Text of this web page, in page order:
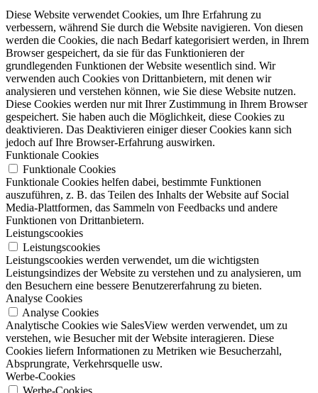
Diese Website verwendet Cookies, um Ihre Erfahrung zu
verbessern, während Sie durch die Website navigieren. Von diesen
werden die Cookies, die nach Bedarf kategorisiert werden, in Ihrem
Browser gespeichert, da sie für das Funktionieren der
grundlegenden Funktionen der Website wesentlich sind. Wir
verwenden auch Cookies von Drittanbietern, mit denen wir
analysieren und verstehen können, wie Sie diese Website nutzen.
Diese Cookies werden nur mit Ihrer Zustimmung in Ihrem Browser
gespeichert. Sie haben auch die Möglichkeit, diese Cookies zu
deaktivieren. Das Deaktivieren einiger dieser Cookies kann sich
jedoch auf Ihre Browser-Erfahrung auswirken.
Funktionale Cookies
Funktionale Cookies
Funktionale Cookies helfen dabei, bestimmte Funktionen
auszuführen, z. B. das Teilen des Inhalts der Website auf Social
Media-Plattformen, das Sammeln von Feedbacks und andere
Funktionen von Drittanbietern.
Leistungscookies
Leistungscookies
Leistungscookies werden verwendet, um die wichtigsten
Leistungsindizes der Website zu verstehen und zu analysieren, um
den Besuchern eine bessere Benutzererfahrung zu bieten.
Analyse Cookies
Analyse Cookies
Analytische Cookies wie SalesView werden verwendet, um zu
verstehen, wie Besucher mit der Website interagieren. Diese
Cookies liefern Informationen zu Metriken wie Besucherzahl,
Absprungrate, Verkehrsquelle usw.
Werbe-Cookies
Werbe-Cookies